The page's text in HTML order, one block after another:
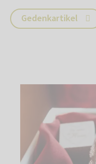
Gedenkartikel